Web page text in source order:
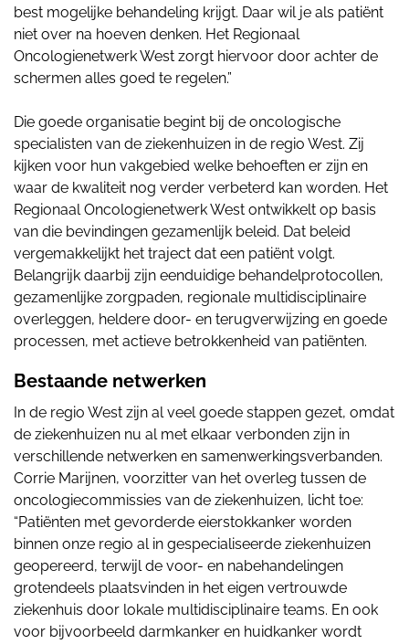
best mogelijke behandeling krijgt. Daar wil je als patiënt
niet over na hoeven denken. Het Regionaal
Oncologienetwerk West zorgt hiervoor door achter de
schermen alles goed te regelen.”
Die goede organisatie begint bij de oncologische
specialisten van de ziekenhuizen in de regio West. Zij
kijken voor hun vakgebied welke behoeften er zijn en
waar de kwaliteit nog verder verbeterd kan worden. Het
Regionaal Oncologienetwerk West ontwikkelt op basis
van die bevindingen gezamenlijk beleid. Dat beleid
vergemakkelijkt het traject dat een patiënt volgt.
Belangrijk daarbij zijn eenduidige behandelprotocollen,
gezamenlijke zorgpaden, regionale multidisciplinaire
overleggen, heldere door- en terugverwijzing en goede
processen, met actieve betrokkenheid van patiënten.
Bestaande netwerken
In de regio West zijn al veel goede stappen gezet, omdat
de ziekenhuizen nu al met elkaar verbonden zijn in
verschillende netwerken en samenwerkingsverbanden.
Corrie Marijnen, voorzitter van het overleg tussen de
oncologiecommissies van de ziekenhuizen, licht toe:
“Patiënten met gevorderde eierstokkanker worden
binnen onze regio al in gespecialiseerde ziekenhuizen
geopereerd, terwijl de voor- en nabehandelingen
grotendeels plaatsvinden in het eigen vertrouwde
ziekenhuis door lokale multidisciplinaire teams. En ook
voor bijvoorbeeld darmkanker en huidkanker wordt